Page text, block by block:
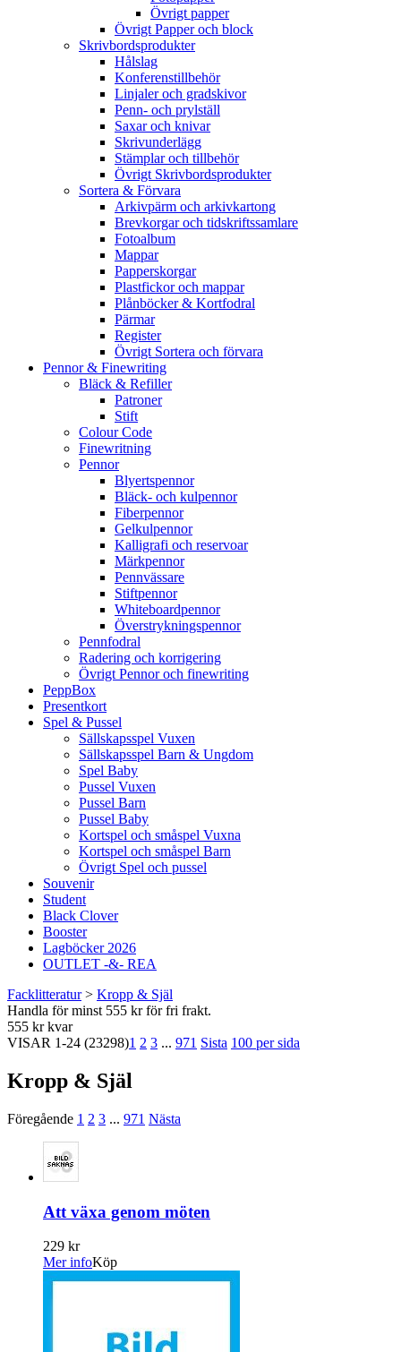
Övrigt papper
Övrigt Papper och block
Skrivbordsprodukter
Hålslag
Konferenstillbehör
Linjaler och gradskivor
Penn- och prylställ
Saxar och knivar
Skrivunderlägg
Stämplar och tillbehör
Övrigt Skrivbordsprodukter
Sortera & Förvara
Arkivpärm och arkivkartong
Brevkorgar och tidskriftssamlare
Fotoalbum
Mappar
Papperskorgar
Plastfickor och mappar
Plånböcker & Kortfodral
Pärmar
Register
Övrigt Sortera och förvara
Pennor & Finewriting
Bläck & Refiller
Patroner
Stift
Colour Code
Finewritning
Pennor
Blyertspennor
Bläck- och kulpennor
Fiberpennor
Gelkulpennor
Kalligrafi och reservoar
Märkpennor
Pennvässare
Stiftpennor
Whiteboardpennor
Överstrykningspennor
Pennfodral
Radering och korrigering
Övrigt Pennor och finewriting
PeppBox
Presentkort
Spel & Pussel
Sällskapsspel Vuxen
Sällskapsspel Barn & Ungdom
Spel Baby
Pussel Vuxen
Pussel Barn
Pussel Baby
Kortspel och småspel Vuxna
Kortspel och småspel Barn
Övrigt Spel och pussel
Souvenir
Student
Black Clover
Booster
Lagböcker 2026
OUTLET -&- REA
Facklitteratur> Kropp & Själ
Handla för minst 555 kr för fri frakt.
555 kr kvar
VISAR 1-24 (23298)1 2 3 ... 971 Sista 100 per sida
Kropp & Själ
Föregående 1 2 3 ... 971 Nästa
Att växa genom möten
229 kr
Mer infoKöp